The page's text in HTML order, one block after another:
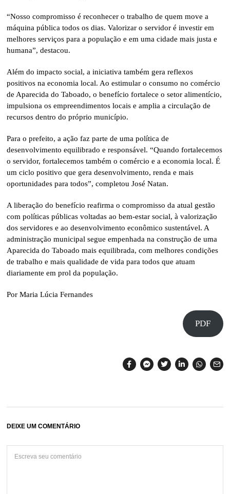
“Nosso compromisso é reconhecer o trabalho de quem move a
máquina pública todos os dias. Valorizar o servidor é investir em
melhores serviços para a população e em uma cidade mais justa e
humana”, destacou.
Além do impacto social, a iniciativa também gera reflexos
positivos na economia local. Ao estimular o consumo no comércio
de Aparecida do Taboado, o benefício fortalece o setor alimentício,
impulsiona os empreendimentos locais e amplia a circulação de
recursos dentro do próprio município.
Para o prefeito, a ação faz parte de uma política de
desenvolvimento equilibrado e responsável. “Quando fortalecemos
o servidor, fortalecemos também o comércio e a economia local. É
um ciclo positivo que gera desenvolvimento, renda e mais
oportunidades para todos”, completou José Natan.
A liberação do benefício reafirma o compromisso da atual gestão
com políticas públicas voltadas ao bem-estar social, à valorização
dos servidores e ao desenvolvimento econômico sustentável. A
administração municipal segue empenhada na construção de uma
Aparecida do Taboado mais equilibrada, com melhores condições
de trabalho e mais qualidade de vida para todos que atuam
diariamente em prol da população.
Por Maria Lúcia Fernandes
PDF
DEIXE UM COMENTÁRIO